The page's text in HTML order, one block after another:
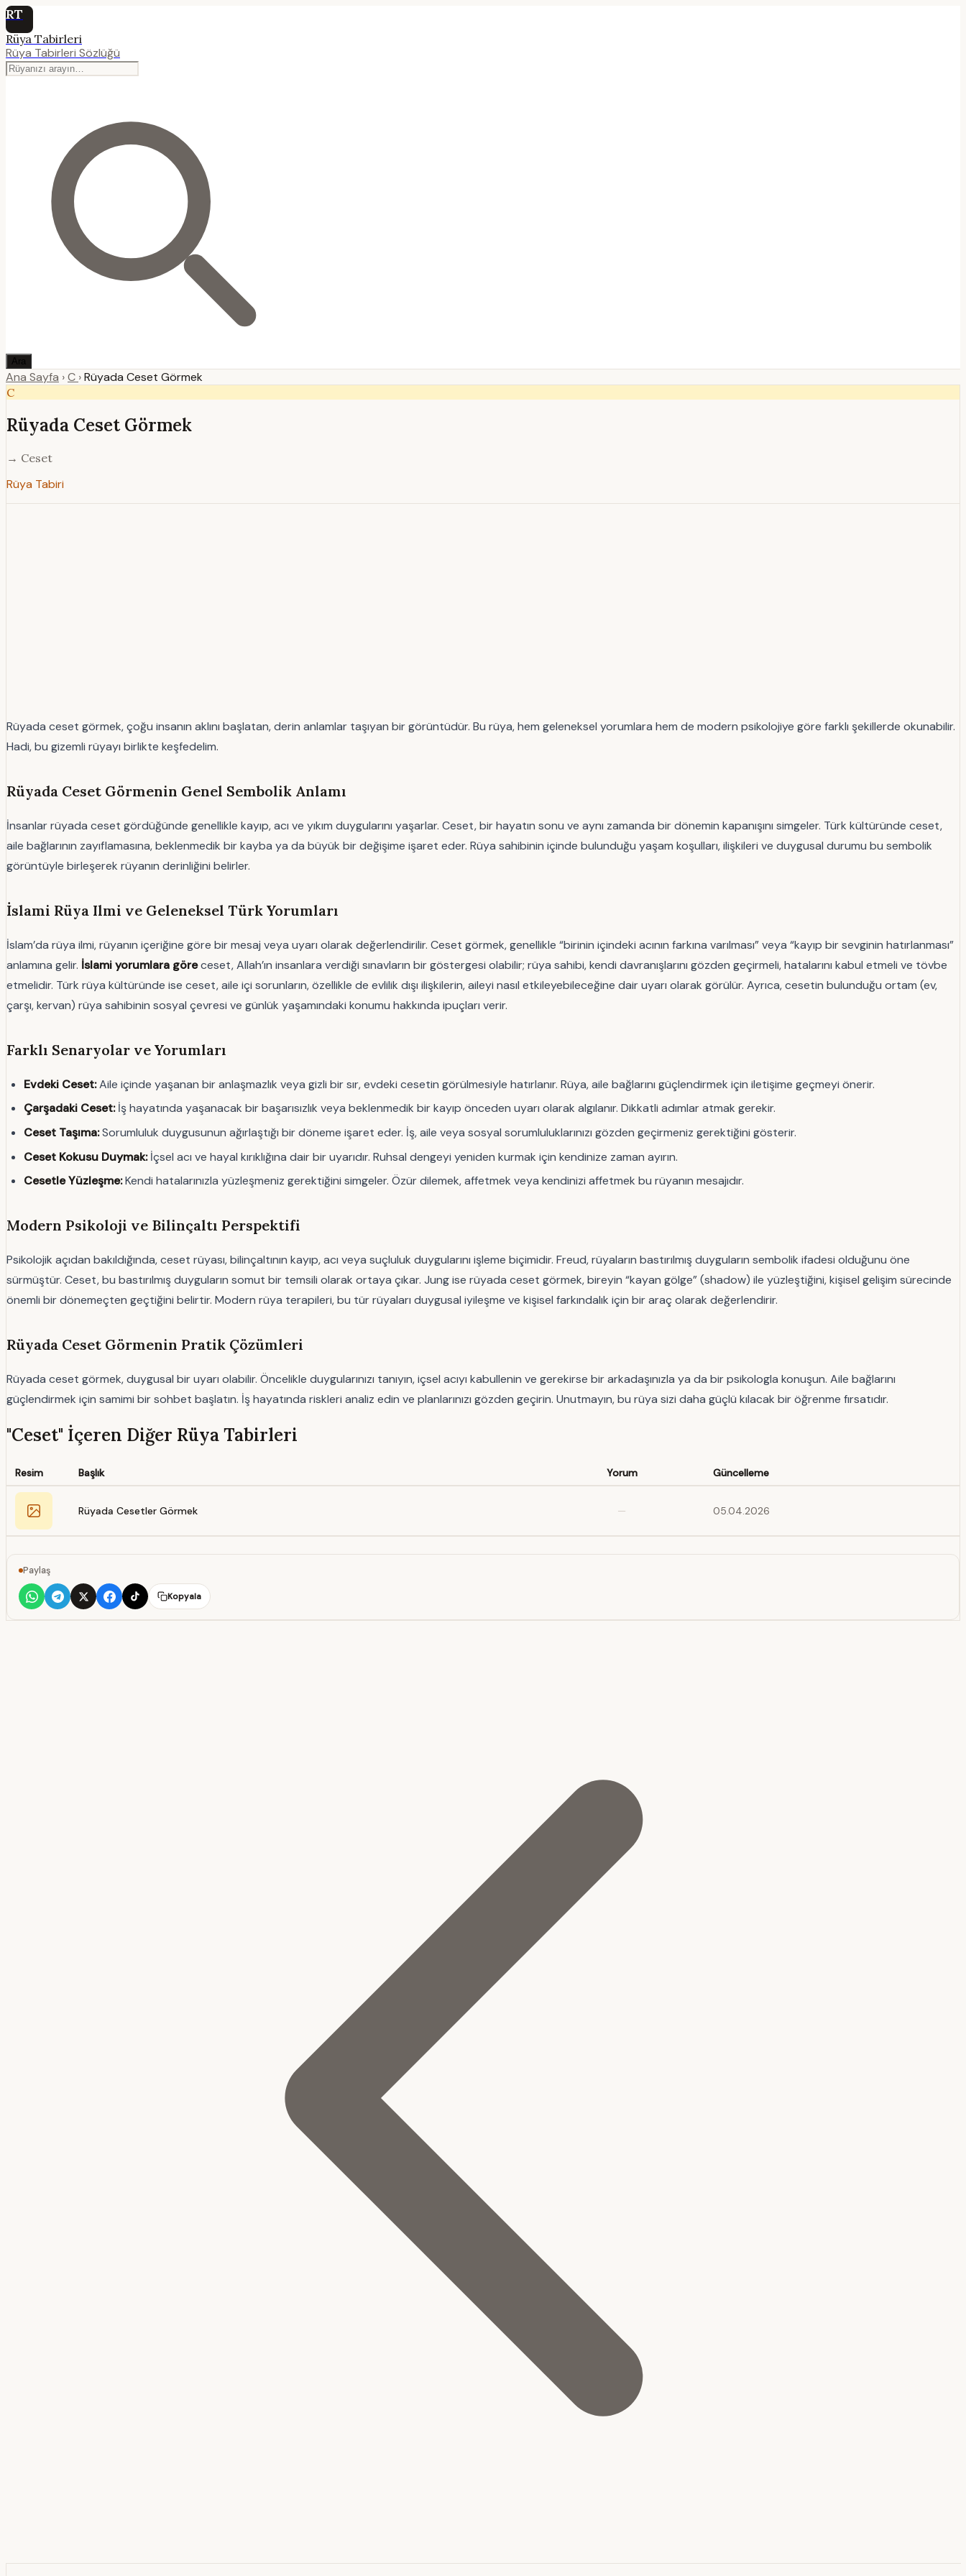
RT
Rüya Tabirleri
Rüya Tabirleri Sözlüğü
Ara
Ana Sayfa ›C ›Rüyada Ceset Görmek
C
Rüyada Ceset Görmek
→ Ceset
Rüya Tabiri
Rüyada ceset görmek, çoğu insanın aklını başlatan, derin anlamlar taşıyan bir görüntüdür. Bu rüya, hem geleneksel yorumlara hem de modern psikolojiye göre farklı şekillerde okunabilir.
Hadi, bu gizemli rüyayı birlikte keşfedelim.
Rüyada Ceset Görmenin Genel Sembolik Anlamı
İnsanlar rüyada ceset gördüğünde genellikle kayıp, acı ve yıkım duygularını yaşarlar. Ceset, bir hayatın sonu ve aynı zamanda bir dönemin kapanışını simgeler. Türk kültüründe ceset,
aile bağlarının zayıflamasına, beklenmedik bir kayba ya da büyük bir değişime işaret eder. Rüya sahibinin içinde bulunduğu yaşam koşulları, ilişkileri ve duygusal durumu bu sembolik
görüntüyle birleşerek rüyanın derinliğini belirler.
İslami Rüya Ilmi ve Geleneksel Türk Yorumları
İslam’da rüya ilmi, rüyanın içeriğine göre bir mesaj veya uyarı olarak değerlendirilir. Ceset görmek, genellikle “birinin içindeki acının farkına varılması” veya “kayıp bir sevginin hatırlanması”
anlamına gelir. İslami yorumlara göreceset, Allah’ın insanlara verdiği sınavların bir göstergesi olabilir; rüya sahibi, kendi davranışlarını gözden geçirmeli, hatalarını kabul etmeli ve tövbe
etmelidir. Türk rüya kültüründe ise ceset, aile içi sorunların, özellikle de evlilik dışı ilişkilerin, aileyi nasıl etkileyebileceğine dair uyarı olarak görülür. Ayrıca, cesetin bulunduğu ortam (ev,
çarşı, kervan) rüya sahibinin sosyal çevresi ve günlük yaşamındaki konumu hakkında ipuçları verir.
Farklı Senaryolar ve Yorumları
Evdeki Ceset:Aile içinde yaşanan bir anlaşmazlık veya gizli bir sır, evdeki cesetin görülmesiyle hatırlanır. Rüya, aile bağlarını güçlendirmek için iletişime geçmeyi önerir.
Çarşadaki Ceset:İş hayatında yaşanacak bir başarısızlık veya beklenmedik bir kayıp önceden uyarı olarak algılanır. Dikkatli adımlar atmak gerekir.
Ceset Taşıma:Sorumluluk duygusunun ağırlaştığı bir döneme işaret eder. İş, aile veya sosyal sorumluluklarınızı gözden geçirmeniz gerektiğini gösterir.
Ceset Kokusu Duymak:İçsel acı ve hayal kırıklığına dair bir uyarıdır. Ruhsal dengeyi yeniden kurmak için kendinize zaman ayırın.
Cesetle Yüzleşme:Kendi hatalarınızla yüzleşmeniz gerektiğini simgeler. Özür dilemek, affetmek veya kendinizi affetmek bu rüyanın mesajıdır.
Modern Psikoloji ve Bilinçaltı Perspektifi
Psikolojik açıdan bakıldığında, ceset rüyası, bilinçaltının kayıp, acı veya suçluluk duygularını işleme biçimidir. Freud, rüyaların bastırılmış duyguların sembolik ifadesi olduğunu öne
sürmüştür. Ceset, bu bastırılmış duyguların somut bir temsili olarak ortaya çıkar. Jung ise rüyada ceset görmek, bireyin “kayan gölge” (shadow) ile yüzleştiğini, kişisel gelişim sürecinde
önemli bir dönemeçten geçtiğini belirtir. Modern rüya terapileri, bu tür rüyaları duygusal iyileşme ve kişisel farkındalık için bir araç olarak değerlendirir.
Rüyada Ceset Görmenin Pratik Çözümleri
Rüyada ceset görmek, duygusal bir uyarı olabilir. Öncelikle duygularınızı tanıyın, içsel acıyı kabullenin ve gerekirse bir arkadaşınızla ya da bir psikologla konuşun. Aile bağlarını
güçlendirmek için samimi bir sohbet başlatın. İş hayatında riskleri analiz edin ve planlarınızı gözden geçirin. Unutmayın, bu rüya sizi daha güçlü kılacak bir öğrenme fırsatıdır.
"Ceset" İçeren Diğer Rüya Tabirleri
Resim Başlık Yorum Güncelleme
Rüyada Cesetler Görmek — 05.04.2026
Paylaş
Kopyala